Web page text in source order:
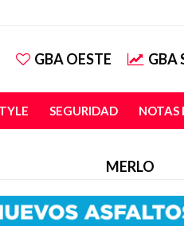
GBA OESTE GBA
SEGURIDAD NOTAS
MERLO